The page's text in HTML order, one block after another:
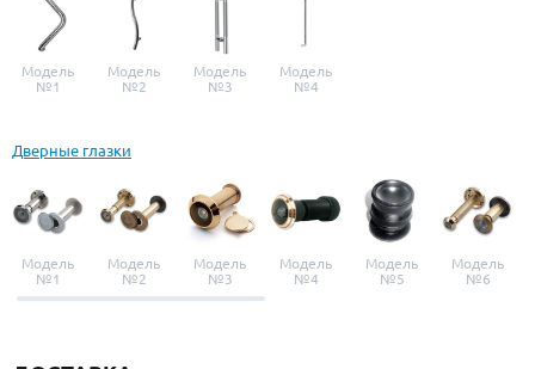
Модель
№1
Модель
№2
Модель
№3
Модель
№4
Дверные глазки
Модель
№1
Модель
№2
Модель
№3
Модель
№4
Модель
№5
Модель
№6